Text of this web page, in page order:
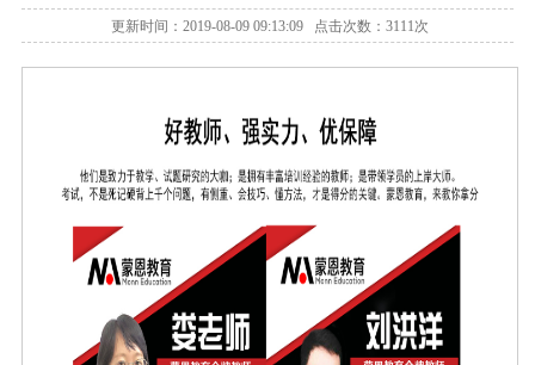
更新时间：2019-08-09 09:13:09 点击次数：3111次